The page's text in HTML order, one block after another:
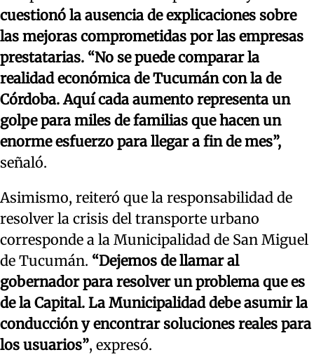
cuestionó la ausencia de explicaciones sobre
las mejoras comprometidas por las empresas
prestatarias. “No se puede comparar la
realidad económica de Tucumán con la de
Córdoba. Aquí cada aumento representa un
golpe para miles de familias que hacen un
enorme esfuerzo para llegar a fin de mes”,
señaló.
Asimismo, reiteró que la responsabilidad de
resolver la crisis del transporte urbano
corresponde a la Municipalidad de San Miguel
de Tucumán. “Dejemos de llamar al
gobernador para resolver un problema que es
de la Capital. La Municipalidad debe asumir la
conducción y encontrar soluciones reales para
los usuarios”, expresó.